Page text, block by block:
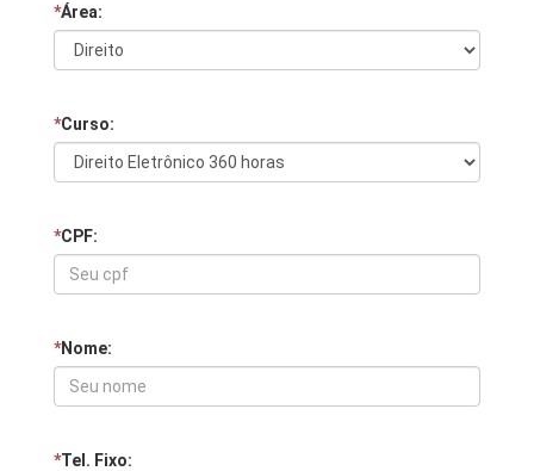
*Área:
*Curso:
*CPF:
*Nome:
*Tel. Fixo: